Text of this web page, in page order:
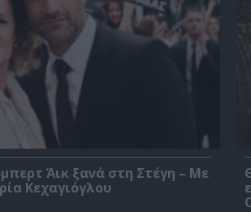
Άικ ξανά στη Στέγη – Με
Κεχαγιόγλου